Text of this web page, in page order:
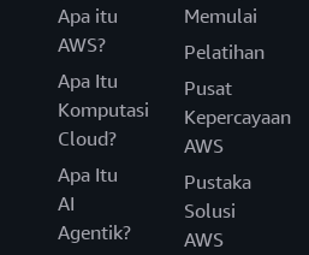
Apa itu
AWS?
Apa Itu
Komputasi
Cloud?
Apa Itu
AI
Agentik?
Memulai
Pelatihan
Pusat
Kepercayaan
AWS
Pustaka
Solusi
AWS